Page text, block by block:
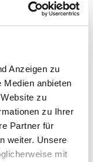
Anzeigen zu
Medien anbieten
zu
zu Ihrer
Partner für
weiter. Unsere
mit
Innern,